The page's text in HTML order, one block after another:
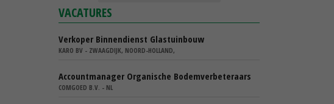
VACATURES
Verkoper Binnendienst Glastuinbouw
KARO BV - ZWAAGDIJK, NOORD-HOLLAND,
Accountmanager Organische Bodemverbeteraars
COMGOED B.V. - NL